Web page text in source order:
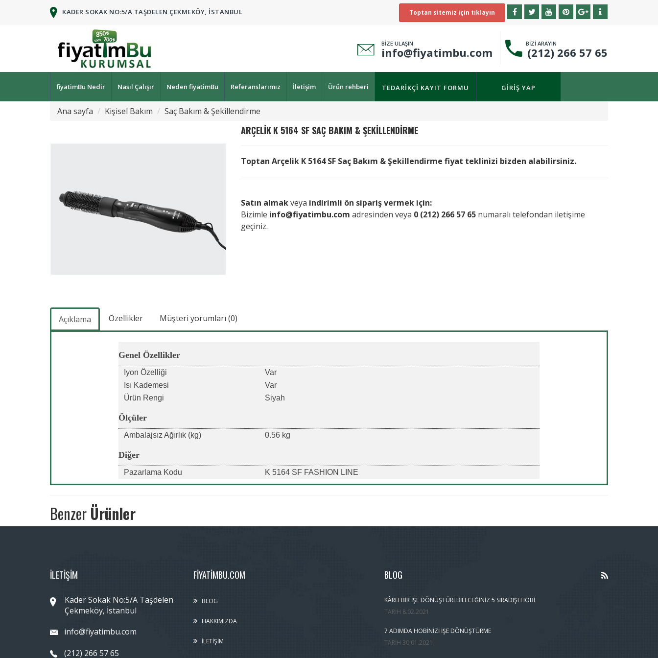
KADER SOKAK NO:5/A TAŞDELEN ÇEKMEKÖY, İSTANBUL Toptan sitemiz için tıklayın
BİZE ULAŞIN
info@fiyatimbu.com
BİZİ ARAYIN
(212) 266 57 65
fiyatimBu Nedir Nasıl Çalışır Neden fiyatimBu Referanslarımız İletişim Ürün rehberi TEDARIKÇI KAYIT FORMU GIRIŞ YAP
Ana sayfa Kişisel Bakım Saç Bakım & Şekillendirme
ARÇELIKK 5164 SF SAÇ BAKIM & ŞEKILLENDIRME
Toptan Arçelik K 5164 SF Saç Bakım & Şekillendirme fiyat teklinizi bizden alabilirsiniz.
Satın almakveya indirimli ön sipariş vermek için:
Bizimle info@fiyatimbu.com adresinden veya 0 (212) 266 57 65 numaralı telefondan iletişime
geçiniz.
Açıklama Özellikler Müşteri yorumları (0)
Genel Özellikler
Iyon Özelliği
Var
Isı Kademesi
Var
Ürün Rengi
Siyah
Ölçüler
Ambalajsız Ağırlık (kg) 0.56 kg
Diğer
Pazarlama Kodu K 5164 SF FASHION LINE
Benzer Ürünler
İLETİŞİM
Kader Sokak No:5/A Taşdelen
Çekmeköy, İstanbul
info@fiyatimbu.com
(212) 266 57 65
FIYATIMBU.COM
BLOG
HAKKIMIZDA
İLETIŞIM
BLOG
KÂRLI BIR İŞE DÖNÜŞTÜREBILECEĞINIZ 5 SIRADIŞI HOBI
TARIH 8.02.2021
7 ADIMDA HOBINIZI İŞE DÖNÜŞTÜRME
TARIH 30.01.2021